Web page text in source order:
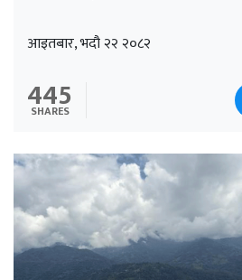
आइतबार, भदौ २२ २०८२
445
SHARES